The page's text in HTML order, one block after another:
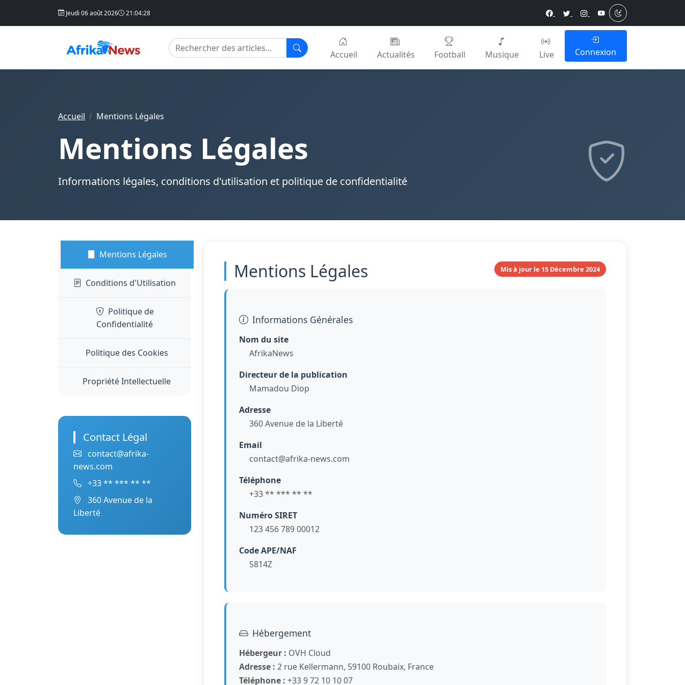
Jeudi 06 août 2026 21:04:29
Accueil Actualités Football Musique Live Connexion
Accueil Mentions Légales
Mentions Légales
Informations légales, conditions d'utilisation et politique de confidentialité
Mentions Légales
Conditions d'Utilisation
Politique de
Confidentialité
Politique des Cookies
Propriété Intellectuelle
Contact Légal
contact@afrika-
news.com
+33 ** *** ** **
360 Avenue de la
Liberté
Mentions Légales Mis à jour le 15 Décembre 2024
Informations Générales
Nom du site
AfrikaNews
Directeur de la publication
Mamadou Diop
Adresse
360 Avenue de la Liberté
Email
contact@afrika-news.com
Téléphone
+33 ** *** ** **
Numéro SIRET
123 456 789 00012
Code APE/NAF
5814Z
Hébergement
Hébergeur : OVH Cloud
Adresse : 2 rue Kellermann, 59100 Roubaix, France
Téléphone : +33 9 72 10 10 07